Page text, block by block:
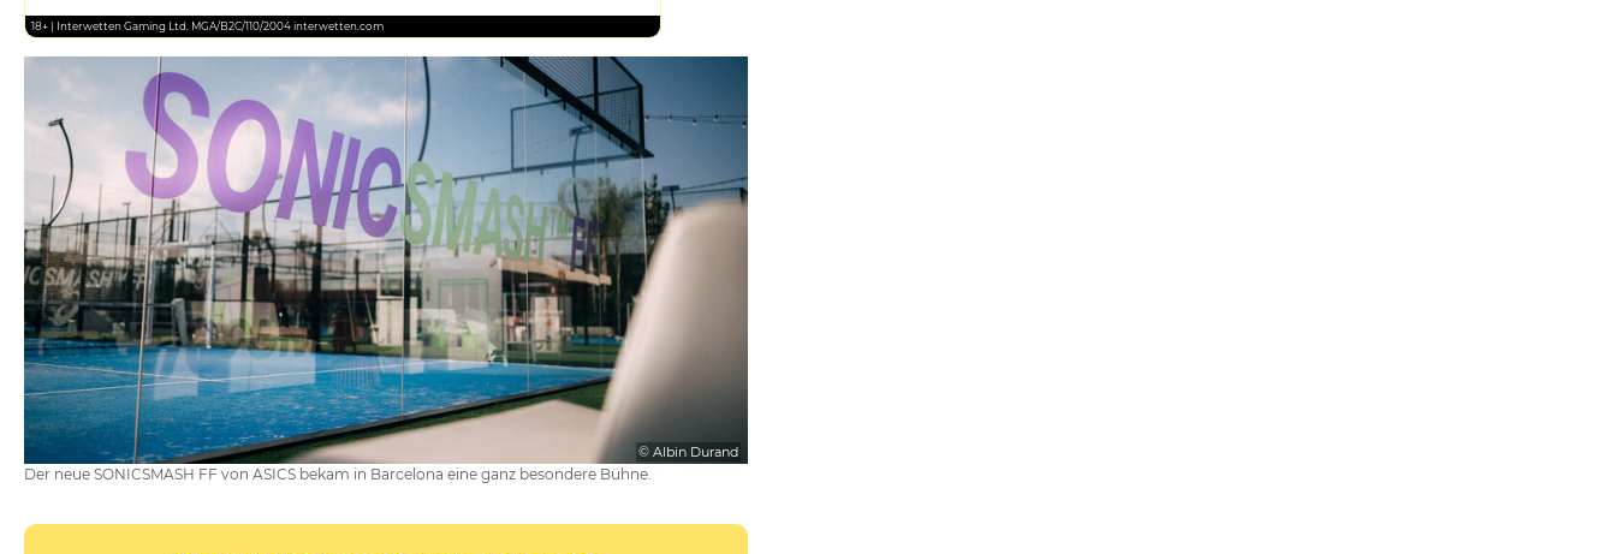
18+ | Interwetten Gaming Ltd. MGA/B2C/110/2004 interwetten.com
© Albin Durand
Der neue SONICSMASH FF von ASICS bekam in Barcelona eine ganz besondere Bühne.